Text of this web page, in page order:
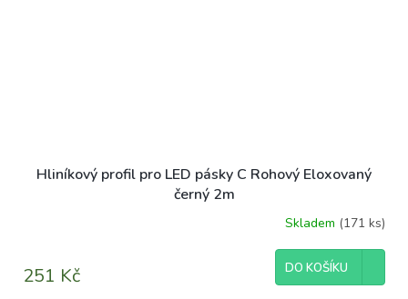
Hliníkový profil pro LED pásky C Rohový Eloxovaný
černý 2m
Skladem (171 ks)
251 Kč DO KOŠÍKU